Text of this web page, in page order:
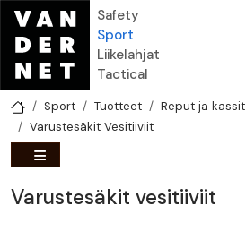
Hyppää pääsisältöön
Safety
Sport
Liikelahjat
Tactical
Sport Tuotteet Reput ja kassit
Varustesäkit Vesitiiviit
Varustesäkit vesitiiviit